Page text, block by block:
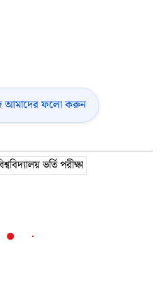
আমাদের ফলো করুন
ভর্তি পরীক্ষা